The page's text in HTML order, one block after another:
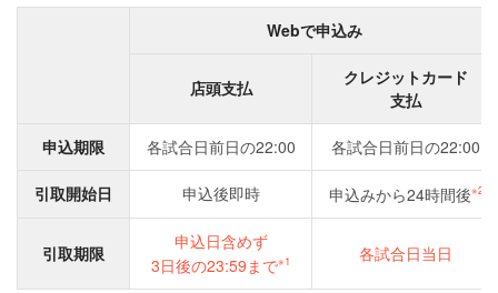
Webで申込み
店頭支払
クレジットカード
支払
申込期限 各試合日前日の22:00 各試合日前日の22:00
引取開始日 申込後即時 申込みから24時間後※2
引取期限
申込日含めず
3日後の23:59まで※1 各試合日当日